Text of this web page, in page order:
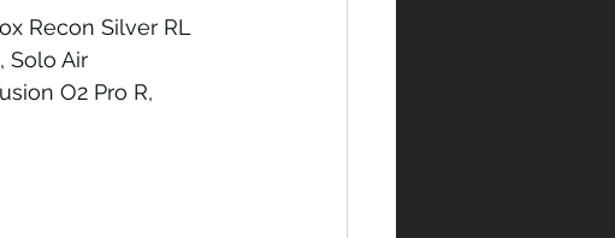
Recon Silver RL
Solo Air
O2 Pro R,